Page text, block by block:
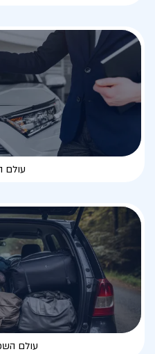
עולם
עולם